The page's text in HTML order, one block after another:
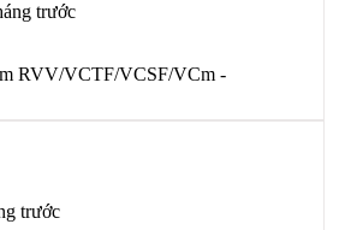
trước
RVV/VCTF/VCSF/VCm -
trước